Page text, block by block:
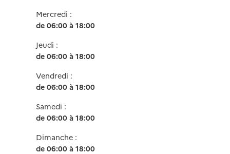
Mercredi :
de 06:00 à 18:00
Jeudi :
de 06:00 à 18:00
Vendredi :
de 06:00 à 18:00
Samedi :
de 06:00 à 18:00
Dimanche :
de 06:00 à 18:00